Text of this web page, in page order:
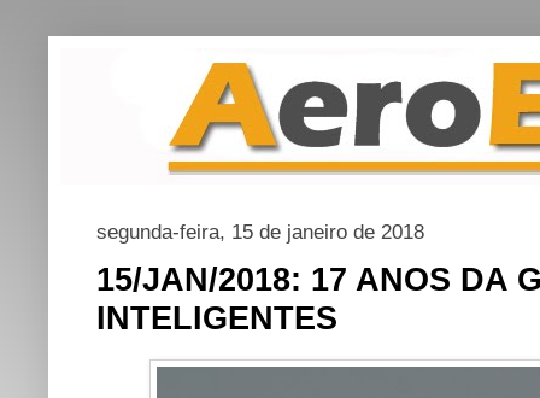
segunda-feira, 15 de janeiro de 2018
15/JAN/2018: 17 ANOS DA
INTELIGENTES